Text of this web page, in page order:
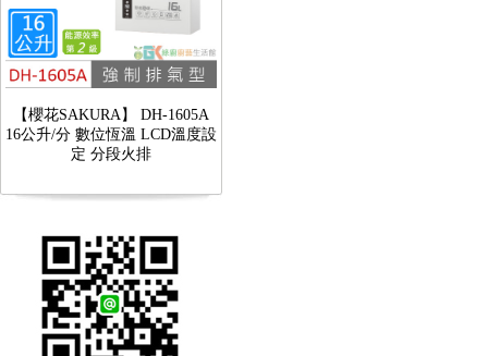
16公升/分 數位恆溫 LCD溫度設
定 分段火排